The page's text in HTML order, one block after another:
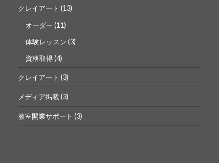
クレイアート (13)
オーダー (11)
体験レッスン (3)
資格取得(4)
クレイアート (3)
メディア掲載 (3)
教室開業サポート (3)